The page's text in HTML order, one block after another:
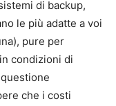
di backup,
le più adatte a voi
pure per
condizioni di
che i costi